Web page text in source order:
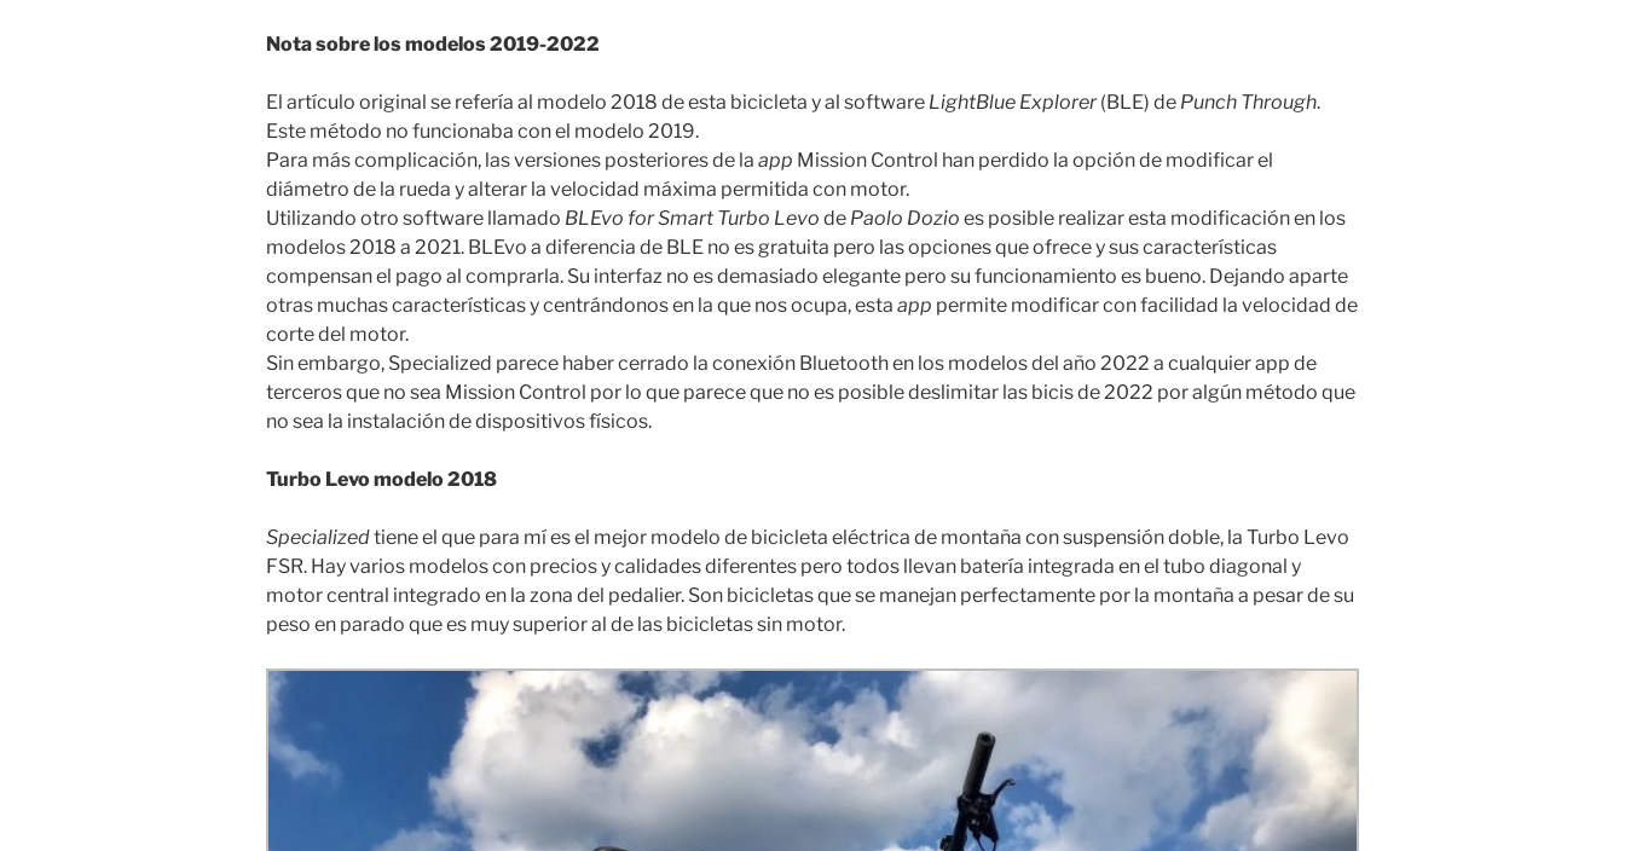
Nota sobre los modelos 2019-2022
El artículo original se refería al modelo 2018 de esta bicicleta y al software LightBlue Explorer(BLE) de Punch Through.
Este método no funcionaba con el modelo 2019.
Para más complicación, las versiones posteriores de la app Mission Control han perdido la opción de modificar el
diámetro de la rueda y alterar la velocidad máxima permitida con motor.
Utilizando otro software llamado BLEvo for Smart Turbo Levo de Paolo Dozio es posible realizar esta modificación en los
modelos 2018 a 2021. BLEvo a diferencia de BLE no es gratuita pero las opciones que ofrece y sus características
compensan el pago al comprarla. Su interfaz no es demasiado elegante pero su funcionamiento es bueno. Dejando aparte
otras muchas características y centrándonos en la que nos ocupa, esta app permite modificar con facilidad la velocidad de
corte del motor.
Sin embargo, Specialized parece haber cerrado la conexión Bluetooth en los modelos del año 2022 a cualquier app de
terceros que no sea Mission Control por lo que parece que no es posible deslimitar las bicis de 2022 por algún método que
no sea la instalación de dispositivos físicos.
Turbo Levo modelo 2018
Specializedtiene el que para mí es el mejor modelo de bicicleta eléctrica de montaña con suspensión doble, la Turbo Levo
FSR. Hay varios modelos con precios y calidades diferentes pero todos llevan batería integrada en el tubo diagonal y
motor central integrado en la zona del pedalier. Son bicicletas que se manejan perfectamente por la montaña a pesar de su
peso en parado que es muy superior al de las bicicletas sin motor.